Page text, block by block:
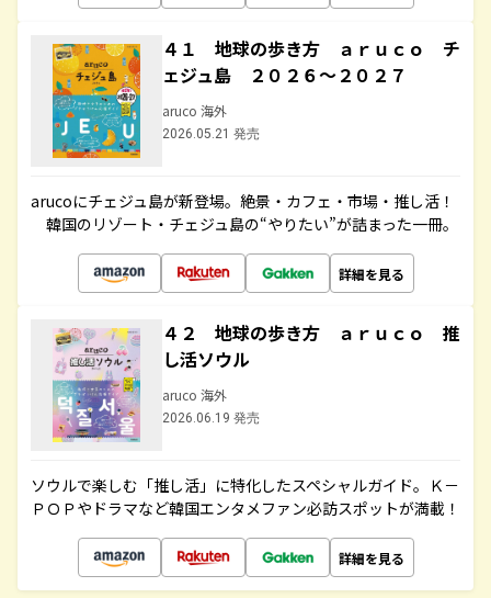
４１ 地球の歩き方 ａｒｕｃｏ チ
ェジュ島 ２０２６～２０２７
aruco 海外
2026.05.21 発売
arucoにチェジュ島が新登場。絶景・カフェ・市場・推し活！
韓国のリゾート・チェジュ島の“やりたい”が詰まった一冊。
詳細を見る
４２ 地球の歩き方 ａｒｕｃｏ 推
し活ソウル
aruco 海外
2026.06.19 発売
ソウルで楽しむ「推し活」に特化したスペシャルガイド。Ｋ－
ＰＯＰやドラマなど韓国エンタメファン必訪スポットが満載！
詳細を見る